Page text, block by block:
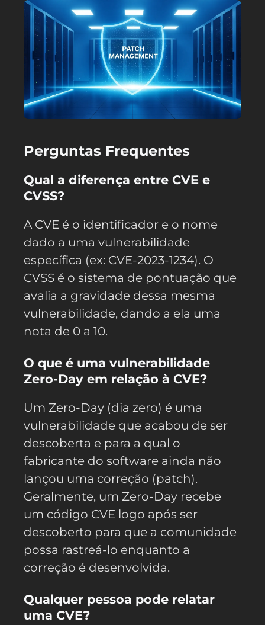
Perguntas Frequentes
Qual a diferença entre CVE e
CVSS?
A CVE é o identificador e o nome
dado a uma vulnerabilidade
específica (ex: CVE-2023-1234). O
CVSS é o sistema de pontuação que
avalia a gravidade dessa mesma
vulnerabilidade, dando a ela uma
nota de 0 a 10.
O que é uma vulnerabilidade
Zero-Day em relação à CVE?
Um Zero-Day (dia zero) é uma
vulnerabilidade que acabou de ser
descoberta e para a qual o
fabricante do software ainda não
lançou uma correção (patch).
Geralmente, um Zero-Day recebe
um código CVE logo após ser
descoberto para que a comunidade
possa rastreá-lo enquanto a
correção é desenvolvida.
Qualquer pessoa pode relatar
uma CVE?